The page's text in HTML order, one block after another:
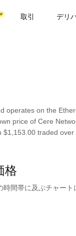
取引 デリ
operates on the
price of Cere
traded
格
間帯に及ぶチャート